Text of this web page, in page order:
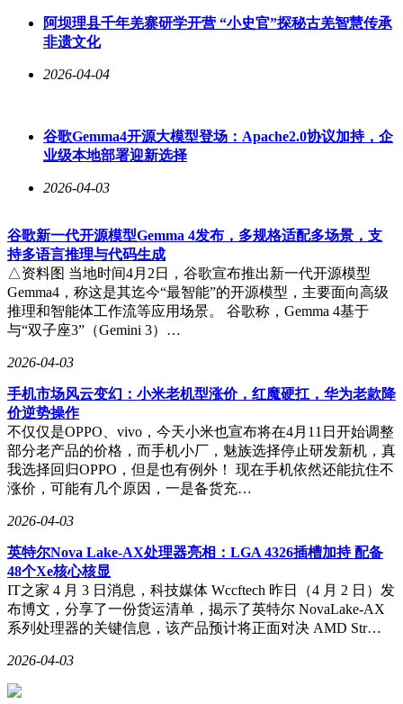
阿坝理县千年羌寨研学开营 “小史官”探秘古羌智慧传承
非遗文化
2026-04-04
谷歌Gemma4开源大模型登场：Apache2.0协议加持，企
业级本地部署迎新选择
2026-04-03
谷歌新一代开源模型Gemma 4发布，多规格适配多场景，支
持多语言推理与代码生成
△资料图 当地时间4月2日，谷歌宣布推出新一代开源模型
Gemma4，称这是其迄今“最智能”的开源模型，主要面向高级
推理和智能体工作流等应用场景。 谷歌称，Gemma 4基于
与“双子座3”（Gemini 3）…
2026-04-03
手机市场风云变幻：小米老机型涨价，红魔硬扛，华为老款降
价逆势操作
不仅仅是OPPO、vivo，今天小米也宣布将在4月11日开始调整
部分老产品的价格，而手机小厂，魅族选择停止研发新机，真
我选择回归OPPO，但是也有例外！ 现在手机依然还能抗住不
涨价，可能有几个原因，一是备货充…
2026-04-03
英特尔Nova Lake-AX处理器亮相：LGA 4326插槽加持 配备
48个Xe核心核显
IT之家 4 月 3 日消息，科技媒体 Wccftech 昨日（4 月 2 日）发
布博文，分享了一份货运清单，揭示了英特尔 NovaLake-AX
系列处理器的关键信息，该产品预计将正面对决 AMD Str…
2026-04-03